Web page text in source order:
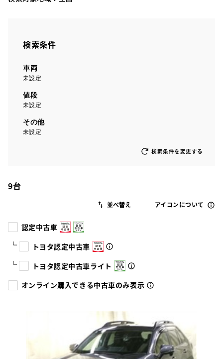
検索条件
車両
未設定
値段
未設定
その他
未設定
検索条件を変更する
9台
アイコンについて
認定中古車
トヨタ認定中古車
トヨタ認定中古車ライト
オンライン購入できる中古車のみ表示